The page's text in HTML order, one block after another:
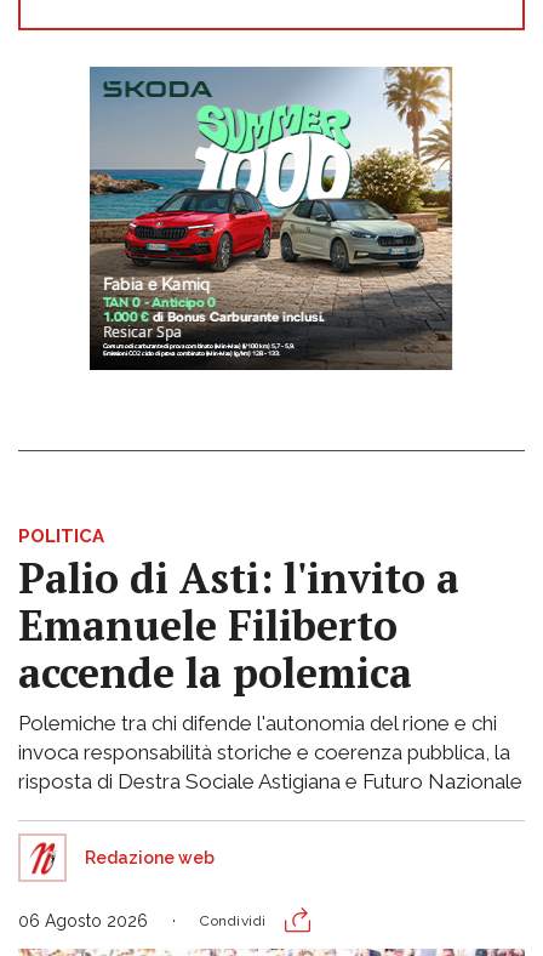
POLITICA
Palio di Asti: l'invito a
Emanuele Filiberto
accende la polemica
Polemiche tra chi difende l'autonomia del rione e chi
invoca responsabilità storiche e coerenza pubblica, la
risposta di Destra Sociale Astigiana e Futuro Nazionale
Redazione web
06 Agosto 2026 Condividi